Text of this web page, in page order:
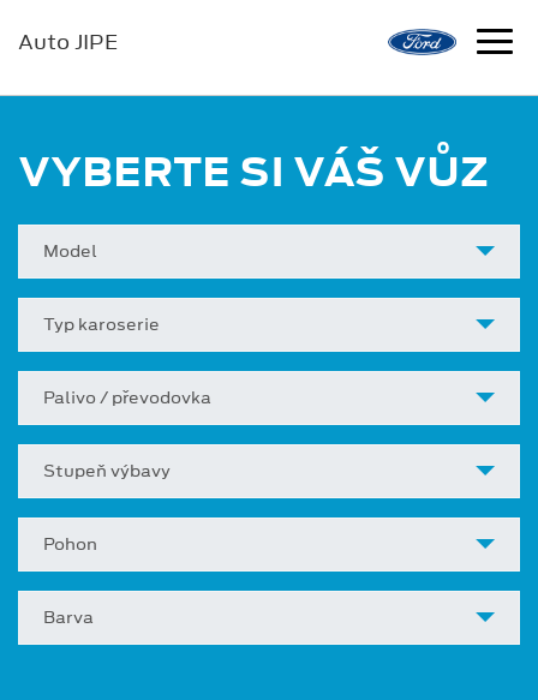
Auto JIPE
VYBERTE SI VÁŠ VŮZ
Model
Typ karoserie
Palivo / převodovka
Stupeň výbavy
Pohon
Barva